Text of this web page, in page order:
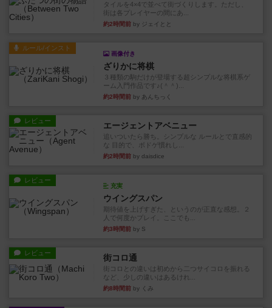
タイルを4×4で並べて街づくりします。ただし、
街は各プレイヤーの間にあ...
約2時間前 by ジェイとと
ルール/インスト
画像付き
ざりかに将棋
３種類の駒だけが登場する超シンプルな将棋系ゲ
ーム入門作品です♪(＾＾)...
約2時間前 by あんちっく
レビュー エージェントアベニュー
追いついたら勝ち。シンプルな ルールとで直感的
な 目的で、ボドゲ慣れし...
約2時間前 by daisdice
レビュー
充実
ウイングスパン
期待値を上げすぎた、というのが正直な感想。２
人で何度かプレイ。ここでも...
約3時間前 by S
レビュー 街コロ通
街コロとの違いは初めから二つサイコロを振れる
など、少しの違いはあるけれ...
約8時間前 by くみ